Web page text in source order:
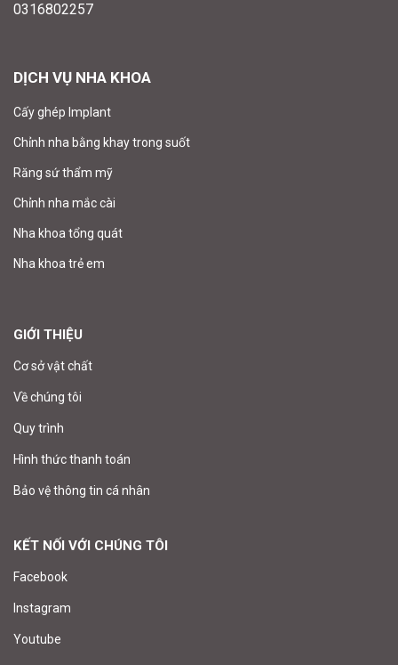
0316802257
DỊCH VỤ NHA KHOA
Cấy ghép Implant
Chỉnh nha bằng khay trong suốt
Răng sứ thẩm mỹ
Chỉnh nha mắc cài
Nha khoa tổng quát
Nha khoa trẻ em
GIỚI THIỆU
Cơ sở vật chất
Về chúng tôi
Quy trình
Hình thức thanh toán
Bảo vệ thông tin cá nhân
KẾT NỐI VỚI CHÚNG TÔI
Facebook
Instagram
Youtube